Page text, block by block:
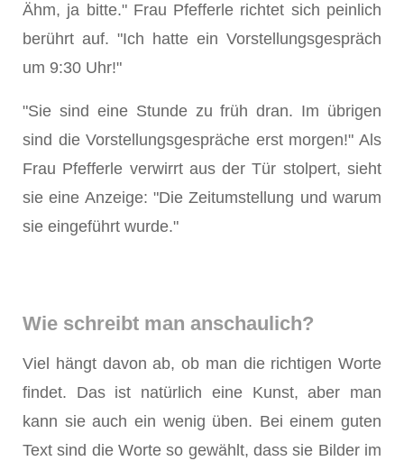
Ähm, ja bitte." Frau Pfefferle richtet sich peinlich
berührt auf. "Ich hatte ein Vorstellungsgespräch
um 9:30 Uhr!"
"Sie sind eine Stunde zu früh dran. Im übrigen
sind die Vorstellungsgespräche erst morgen!" Als
Frau Pfefferle verwirrt aus der Tür stolpert, sieht
sie eine Anzeige: "Die Zeitumstellung und warum
sie eingeführt wurde."
Wie schreibt man anschaulich?
Viel hängt davon ab, ob man die richtigen Worte
findet. Das ist natürlich eine Kunst, aber man
kann sie auch ein wenig üben. Bei einem guten
Text sind die Worte so gewählt, dass sie Bilder im